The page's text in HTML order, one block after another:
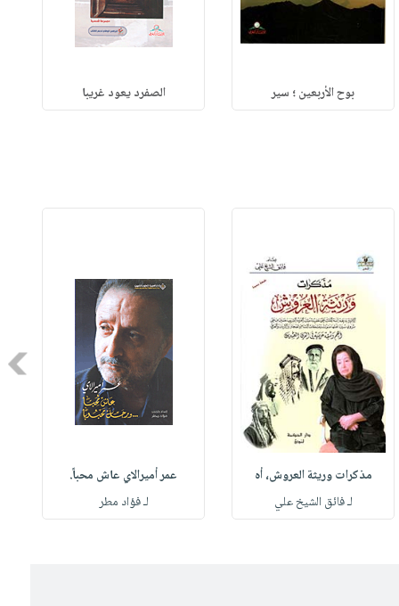
بوح الأربعين ؛ سير الصفرد يعود غريبا
مذكرات وريثة العروش، أه
لـ فائق الشيخ علي
عمر أميرالاي عاش محباً.
لـ فؤاد مطر